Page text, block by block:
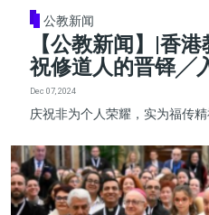
公教新闻
【公教新闻】|香
祝修道人的晋铎╱
Dec 07, 2024
庆祝非为个人荣耀，实为福传